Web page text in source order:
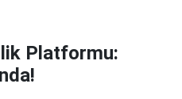
Platformu: